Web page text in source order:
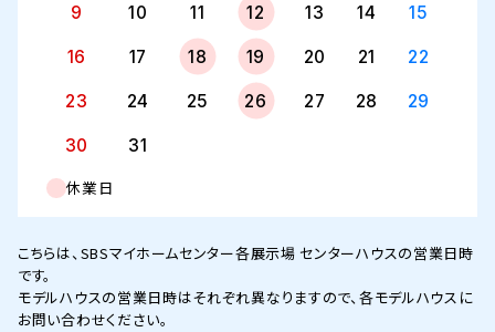
9 10 11 12 13 14 15
16 17 18 19 20 21 22
23 24 25 26 27 28 29
30 31
休業日
こちらは、SBSマイホームセンター各展示場 センターハウスの営業日時
です。
モデルハウスの営業日時はそれぞれ異なりますので、各モデルハウスに
お問い合わせください。